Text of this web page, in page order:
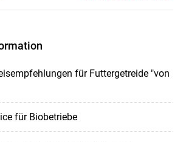
für Futtergetreide "von
für Biobetriebe